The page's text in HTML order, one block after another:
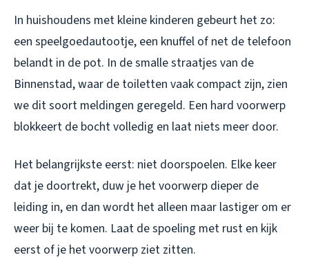
In huishoudens met kleine kinderen gebeurt het zo:
een speelgoedautootje, een knuffel of net de telefoon
belandt in de pot. In de smalle straatjes van de
Binnenstad, waar de toiletten vaak compact zijn, zien
we dit soort meldingen geregeld. Een hard voorwerp
blokkeert de bocht volledig en laat niets meer door.
Het belangrijkste eerst: niet doorspoelen. Elke keer
dat je doortrekt, duw je het voorwerp dieper de
leiding in, en dan wordt het alleen maar lastiger om er
weer bij te komen. Laat de spoeling met rust en kijk
eerst of je het voorwerp ziet zitten.